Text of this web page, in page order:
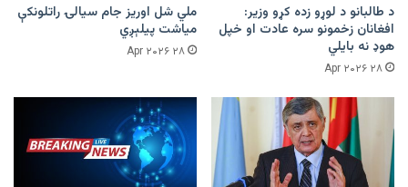
د طالبانو د لوړو زده کړو وزیر:
افغانان زخمونو سره عادت او خپل
هوډ نه بایلي
۲۸ Apr ۲۰۲۶
ملي شل اوریز جام سیالۍ راتلونکې
میاشت پیلېږي
۲۸ Apr ۲۰۲۶